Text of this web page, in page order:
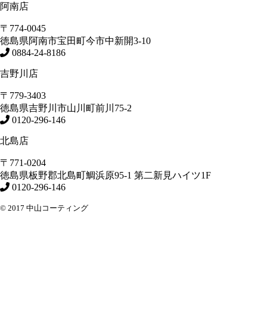
阿南店
〒774-0045
徳島県阿南市宝田町今市中新開3-10
0884-24-8186
吉野川店
〒779-3403
徳島県吉野川市山川町前川75-2
0120-296-146
北島店
〒771-0204
徳島県板野郡北島町鯛浜原95-1 第二新見ハイツ1F
0120-296-146
© 2017 中山コーティング